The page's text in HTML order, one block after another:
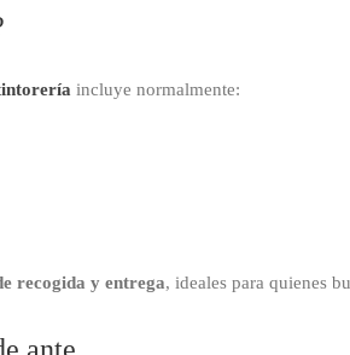
incluye normalmente:
recogida y entrega, ideales para quienes